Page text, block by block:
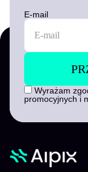
E-mail
Wyrażam
promocyjnych i